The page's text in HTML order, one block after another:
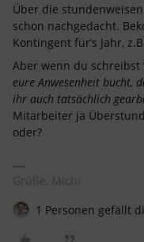
Über die
schon nachgedacht.
Kontingent für’s Jahr,
Aber wenn du schreibst
eure Anwesenheit bucht,
ihr auch tatsächlich
Mitarbeiter ja
oder?
Grüße, Michi
1 Personen gefällt